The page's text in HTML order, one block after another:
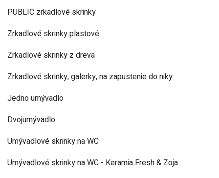
PUBLIC zrkadlové skrinky
Zrkadlové skrinky plastové
Zrkadlové skrinky z dreva
Zrkadlové skrinky, galerky, na zapustenie do niky
Jedno umývadlo
Dvojumývadlo
Umývadlové skrinky na WC
Umývadlové skrinky na WC - Keramia Fresh & Zoja